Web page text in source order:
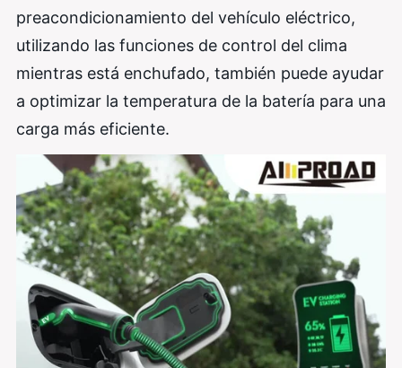
preacondicionamiento del vehículo eléctrico,
utilizando las funciones de control del clima
mientras está enchufado, también puede ayudar
a optimizar la temperatura de la batería para una
carga más eficiente.